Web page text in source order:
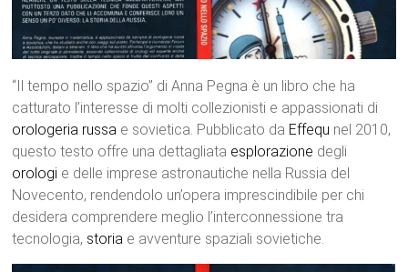
“Il tempo nello spazio” di Anna Pegna è un libro che ha
catturato l’interesse di molti collezionisti e appassionati di
orologeria russa e sovietica. Pubblicato da Effequ nel 2010,
questo testo offre una dettagliata esplorazione degli
orologi e delle imprese astronautiche nella Russia del
Novecento, rendendolo un’opera imprescindibile per chi
desidera comprendere meglio l’interconnessione tra
tecnologia, storia e avventure spaziali sovietiche.